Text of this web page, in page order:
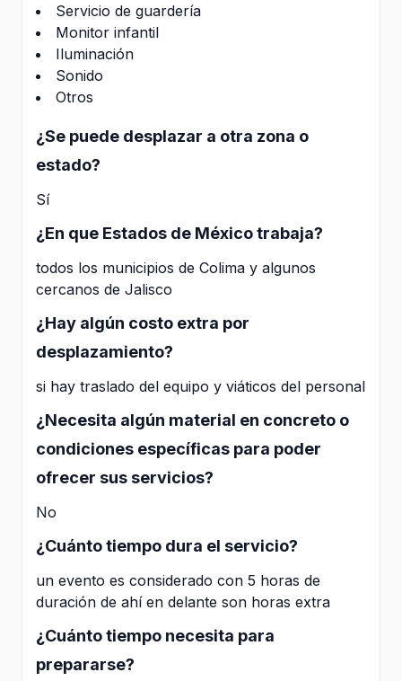
Servicio de guardería
Monitor infantil
Iluminación
Sonido
Otros
¿Se puede desplazar a otra zona o
estado?
Sí
¿En que Estados de México trabaja?
todos los municipios de Colima y algunos
cercanos de Jalisco
¿Hay algún costo extra por
desplazamiento?
si hay traslado del equipo y viáticos del personal
¿Necesita algún material en concreto o
condiciones específicas para poder
ofrecer sus servicios?
No
¿Cuánto tiempo dura el servicio?
un evento es considerado con 5 horas de
duración de ahí en delante son horas extra
¿Cuánto tiempo necesita para
prepararse?